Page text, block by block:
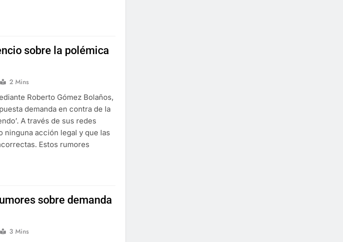
sobre la polémica
2 Mins
Roberto Gómez Bolaños,
demanda en contra de la
A través de sus redes
ninguna acción legal y que las
Estos rumores
sobre demanda
3 Mins